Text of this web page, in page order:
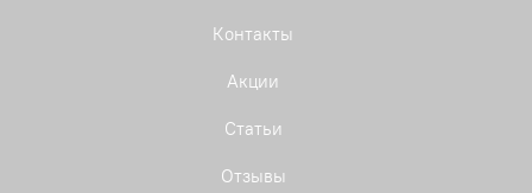
Контакты
Акции
Статьи
Отзывы